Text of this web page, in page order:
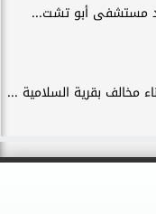
مستشفى أبو تشت...
مخالف بقرية السلامية ...